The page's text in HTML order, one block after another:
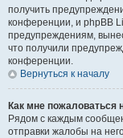
получить
конференции, и phpBB
предупреждениям,
что получили
конференции.
Вернуться к началу
Как мне пожаловаться
Рядом с каждым
отправки жалобы на